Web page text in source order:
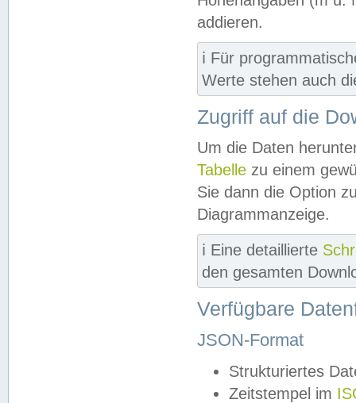
addieren.
ℹ️ Für
Werte stehen auch
Zugriff auf die
Um die Daten
Tabelle zu einem
Sie dann die Option
Diagrammanzeige.
ℹ️ Eine detaillierte
den gesamten
Verfügbare
JSON-Format
Strukturiertes
Zeitstempel im